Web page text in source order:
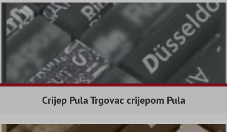
Crijep Pula Trgovac crijepom Pula